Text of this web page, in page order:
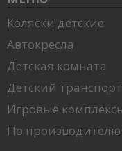
Коляски детские
Автокресла
Детская комната
Детский транспорт
Игровые
По производителю